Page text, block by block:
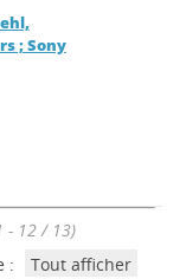
; Sony
- 12 / 13)
:
Tout afficher